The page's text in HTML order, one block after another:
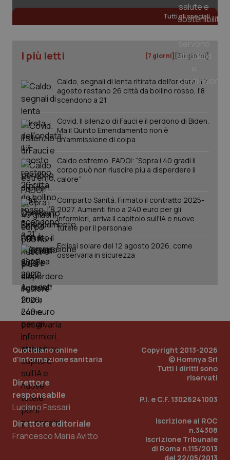
Tutti gli speciali
I più letti [7 giorni] [30 giorni]
Caldo, segnali di lenta ritirata dell'ondata: il 7
agosto restano 26 città da bollino rosso, l'8
scendono a 21
Covid. Il silenzio di Fauci e il perdono di Biden.
Ma il Quinto Emendamento non è
un’ammissione di colpa
Caldo estremo, FADOI: “Sopra i 40 gradi il
corpo può non riuscire più a disperdere il
calore”
Comparto Sanità. Firmato il contratto 2025-
2027. Aumenti fino a 240 euro per gli
infermieri, arriva il capitolo sull'IA e nuove
tutele per il personale
Eclissi solare del 12 agosto 2026, come
osservarla in sicurezza
Quotidiano online
d'informazione sanitaria
Direttore
responsabile
Luciano Fassari
Direttore editoriale
Francesco Maria Avitto
Copyright 2013-2026
© Homnya Srl
Tutti i diritti sono
riservati
P.I. e C.F. 13026241003
Iscrizione al ROC
n.34308
Iscrizione Tribunale
di Roma n.115/2013
del 22/05/2013
CookieScript
5
tracking-sites-ironfish-
tracking-enable
tracking-sites-ironfish-
session-id
www.quotidianosanita.it